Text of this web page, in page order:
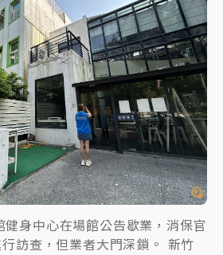
渡假村！東檢抗告成功 今重開羈
白海豚雨彈轟3天 「紅到發紫」降
身中心在場館公告歇業，消保官
訪查，但業者大門深鎖。 新竹